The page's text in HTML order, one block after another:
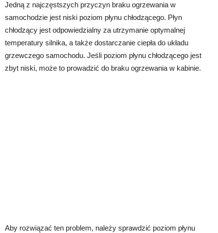
Jedną z najczęstszych przyczyn braku ogrzewania w
samochodzie jest niski poziom płynu chłodzącego. Płyn
chłodzący jest odpowiedzialny za utrzymanie optymalnej
temperatury silnika, a także dostarczanie ciepła do układu
grzewczego samochodu. Jeśli poziom płynu chłodzącego jest
zbyt niski, może to prowadzić do braku ogrzewania w kabinie.
Aby rozwiązać ten problem, należy sprawdzić poziom płynu